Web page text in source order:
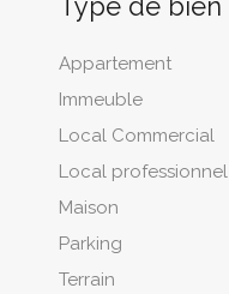
Appartement
Immeuble
Local Commercial
Local professionnel
Maison
Parking
Terrain